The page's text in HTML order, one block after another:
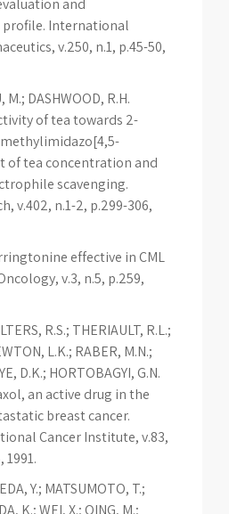
and
International
v.250, n.1, p.45-50,
M.; DASHWOOD, R.H.
of tea towards 2-
of tea concentration and
scavenging.
v.402, n.1-2, p.299-306,
effective in CML
v.3, n.5, p.259,
R.S.; THERIAULT, R.L.;
L.K.; RABER, M.N.;
D.K.; HORTOBAGYI, G.N.
an active drug in the
breast cancer.
Cancer Institute, v.83,
1991.
Y.; MATSUMOTO, T.;
K.; WEI, X.; QING, M.;